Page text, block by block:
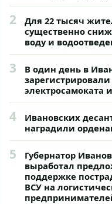
2
Для 22 тысяч
существенно
воду и
3
В один день в
электросамоката
4
Ивановских
наградили
5
Губернатор
выработал
поддержке
ВСУ на